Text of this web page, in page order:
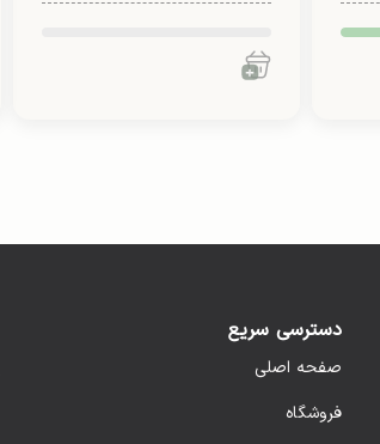
دسترسی سریع
صفحه اصلی
فروشگاه